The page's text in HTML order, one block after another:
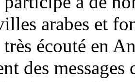
arabes et
écouté en
des